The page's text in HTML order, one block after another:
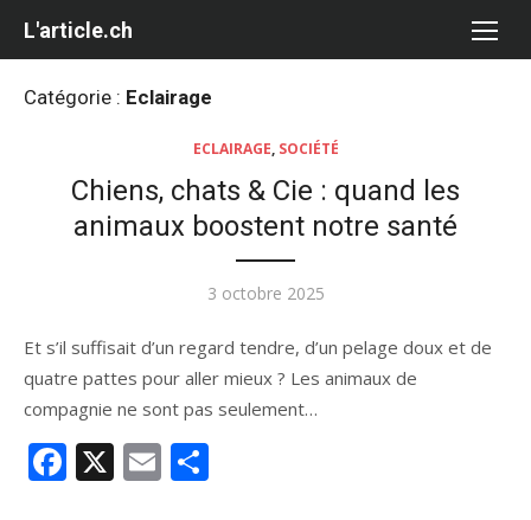
L'article.ch
Catégorie : Eclairage
ECLAIRAGE, SOCIÉTÉ
Chiens, chats & Cie : quand les
animaux boostent notre santé
Publié
3 octobre 2025
Et s’il suffisait d’un regard tendre, d’un pelage doux et de
quatre pattes pour aller mieux ? Les animaux de
compagnie ne sont pas seulement…
Facebook
X Email